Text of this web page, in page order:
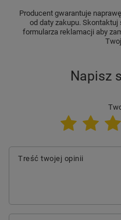
Producent gwarantuje
od daty zakupu.
formularza reklamacji aby
Napisz
Treść twojej opinii